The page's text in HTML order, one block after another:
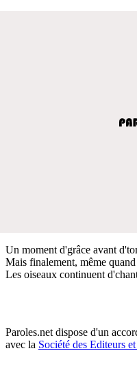
Un moment d'grâce avant
Mais finalement, même
Les oiseaux continuent
Paroles.net dispose d'un
avec la Société des Editeurs